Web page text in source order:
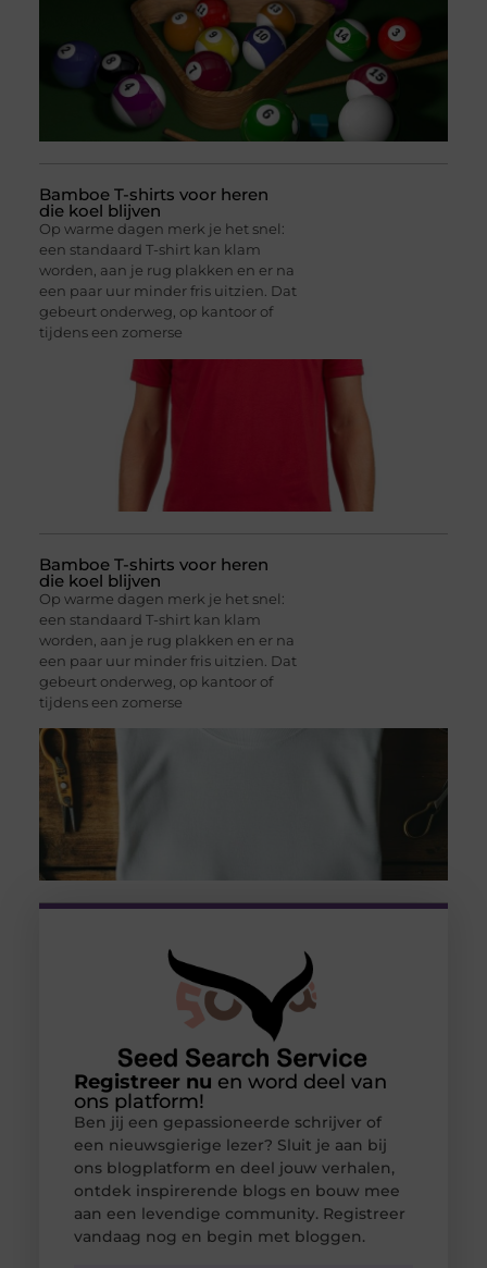
Bamboe T-shirts voor heren
die koel blijven
Op warme dagen merk je het snel:
een standaard T-shirt kan klam
worden, aan je rug plakken en er na
een paar uur minder fris uitzien. Dat
gebeurt onderweg, op kantoor of
tijdens een zomerse
Bamboe T-shirts voor heren
die koel blijven
Op warme dagen merk je het snel:
een standaard T-shirt kan klam
worden, aan je rug plakken en er na
een paar uur minder fris uitzien. Dat
gebeurt onderweg, op kantoor of
tijdens een zomerse
Registreer nu en word deel van
ons platform!
Ben jij een gepassioneerde schrijver of
een nieuwsgierige lezer? Sluit je aan bij
ons blogplatform en deel jouw verhalen,
ontdek inspirerende blogs en bouw mee
aan een levendige community. Registreer
vandaag nog en begin met bloggen.